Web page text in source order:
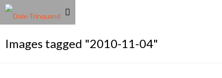
Images tagged "2010-11-04"